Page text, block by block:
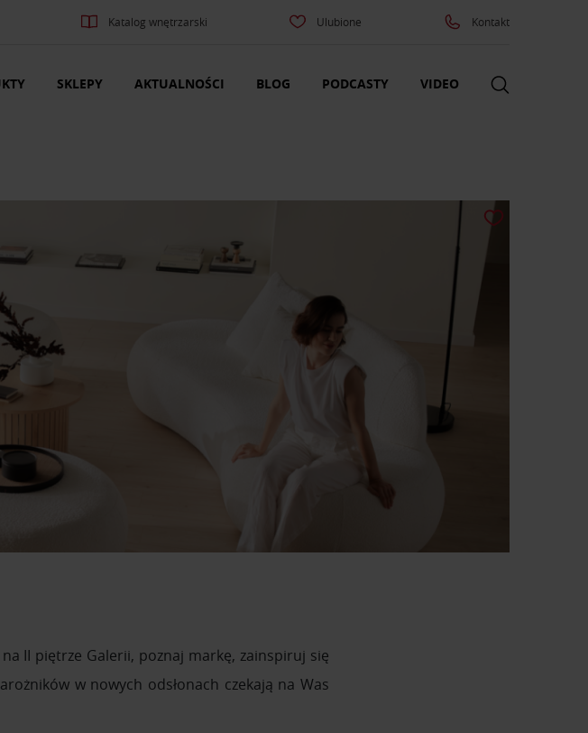
Katalog wnętrzarski Ulubione Kontakt
SKLEPY AKTUALNOŚCI BLOG PODCASTY VIDEO
II piętrze Galerii, poznaj markę, zainspiruj się
w nowych odsłonach czekają na Was